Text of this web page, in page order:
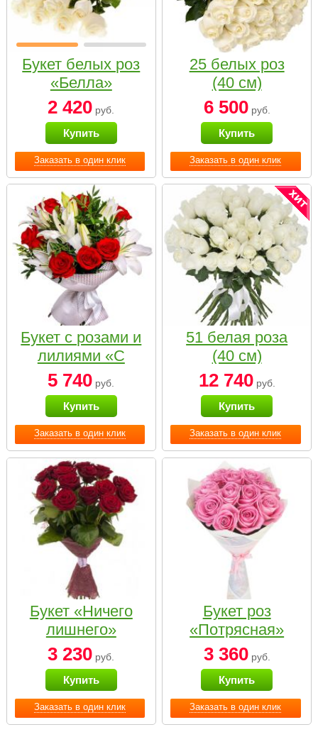
Заказать в один клик
Букет белых роз
«Белла»
2 420 руб.
Купить
Заказать в один клик
25 белых роз
(40 см)
6 500руб.
Купить
Заказать в один клик
Букет с розами и
лилиями «С
наилучшими
пожеланиями»
5 740 руб.
Купить
Заказать в один клик
51 белая роза
(40 см)
12 740руб.
Купить
Заказать в один клик
Букет «Ничего
лишнего»
3 230 руб.
Купить
Заказать в один клик
Букет роз
«Потрясная»
3 360руб.
Купить